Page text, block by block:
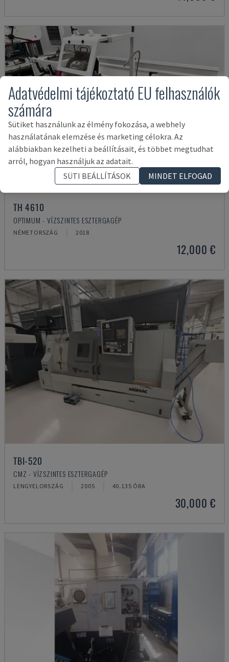
TH 4610
OPTIMUM - VÍZSZINTES ESZTERGAGÉP
NÉMETORSZÁG 2018
12,000 €
TBI-520
CMZ - VÍZSZINTES ESZTERGAGÉP
LENGYELORSZÁG 2005 40.135 ÓRA
30,000 €
Adatvédelmi tájékoztató EU felhasználók
számára
Sütiket használunk az élmény fokozása, a webhely
használatának elemzése és marketing célokra. Az
alábbiakban kezelheti a beállításait, és többet megtudhat
arról, hogyan használjuk az adatait.
SÜTI BEÁLLÍTÁSOK
MINDET ELFOGAD